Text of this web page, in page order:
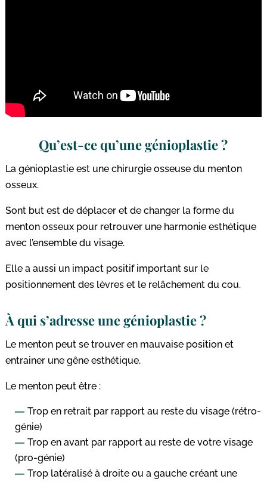
Qu’est-ce qu’une génioplastie ?
La génioplastie est une chirurgie osseuse du menton
osseux.
Sont but est de déplacer et de changer la forme du
menton osseux pour retrouver une harmonie esthétique
avec l’ensemble du visage.
Elle a aussi un impact positif important sur le
positionnement des lèvres et le relâchement du cou.
À qui s’adresse une génioplastie ?
Le menton peut se trouver en mauvaise position et
entrainer une gêne esthétique.
Le menton peut être :
Trop en retrait par rapport au reste du visage (rétro-
génie)
Trop en avant par rapport au reste de votre visage
(pro-génie)
Trop latéralisé à droite ou a gauche créant une